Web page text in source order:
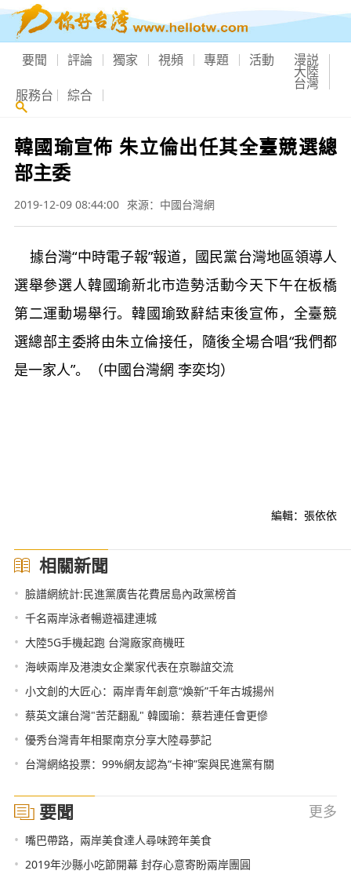
要聞 評論 獨家 視頻 專題 活動 漫説
大陸
台灣
服務台 綜合
韓國瑜宣佈 朱立倫出任其全臺競選總
部主委
2019-12-09 08:44:00 來源：中國台灣網
據台灣“中時電子報”報道，國民黨台灣地區領導人
選舉參選人韓國瑜新北市造勢活動今天下午在板橋
第二運動場舉行。韓國瑜致辭結束後宣佈，全臺競
選總部主委將由朱立倫接任，隨後全場合唱“我們都
是一家人”。（中國台灣網 李奕均）
編輯：張依依
相關新聞
• 臉譜網統計:民進黨廣告花費居島內政黨榜首
• 千名兩岸泳者暢遊福建連城
• 大陸5G手機起跑 台灣廠家商機旺
• 海峽兩岸及港澳女企業家代表在京聯誼交流
• 小文創的大匠心：兩岸青年創意“煥新”千年古城揚州
• 蔡英文讓台灣"苦茫翻亂" 韓國瑜：蔡若連任會更慘
• 優秀台灣青年相聚南京分享大陸尋夢記
• 台灣網絡投票：99%網友認為“卡神”案與民進黨有關
要聞 更多
• 嘴巴帶路，兩岸美食達人尋味跨年美食
• 2019年沙縣小吃節開幕 封存心意寄盼兩岸團圓